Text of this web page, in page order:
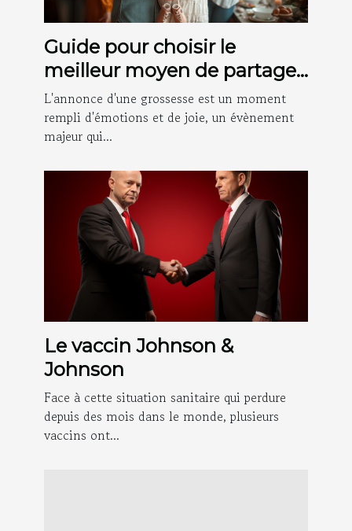
Guide pour choisir le
meilleur moyen de partager
les nouvelles de votre
grossesse avec votre famille
et vos amis
L'annonce d'une grossesse est un moment
rempli d'émotions et de joie, un évènement
majeur qui...
Le vaccin Johnson &
Johnson
Face à cette situation sanitaire qui perdure
depuis des mois dans le monde, plusieurs
vaccins ont...